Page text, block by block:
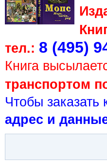
тел.: 8 (495)
Книга
транспортом
Чтобы
адрес и